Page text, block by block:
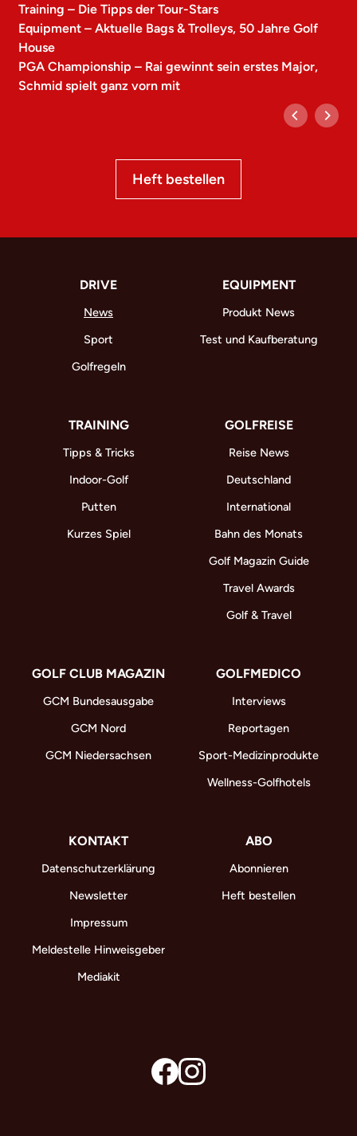
Training – Die Tipps der Tour-Stars
Equipment – Aktuelle Bags & Trolleys, 50 Jahre Golf
House
PGA Championship – Rai gewinnt sein erstes Major,
Schmid spielt ganz vorn mit
Heft bestellen
DRIVE
News
Sport
Golfregeln
EQUIPMENT
Produkt News
Test und Kaufberatung
TRAINING
Tipps & Tricks
Indoor-Golf
Putten
Kurzes Spiel
GOLFREISE
Reise News
Deutschland
International
Bahn des Monats
Golf Magazin Guide
Travel Awards
Golf & Travel
GOLF CLUB MAGAZIN
GCM Bundesausgabe
GCM Nord
GCM Niedersachsen
GOLFMEDICO
Interviews
Reportagen
Sport-Medizinprodukte
Wellness-Golfhotels
KONTAKT
Datenschutzerklärung
Newsletter
Impressum
Meldestelle Hinweisgeber
Mediakit
ABO
Abonnieren
Heft bestellen